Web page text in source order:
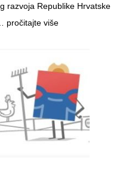
razvoja Republike Hrvatske
pročitajte više